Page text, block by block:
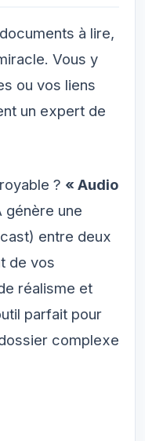
à lire,
Vous y
ou vos liens
un expert de
? « Audio
génère une
entre deux
de vos
réalisme et
parfait pour
complexe